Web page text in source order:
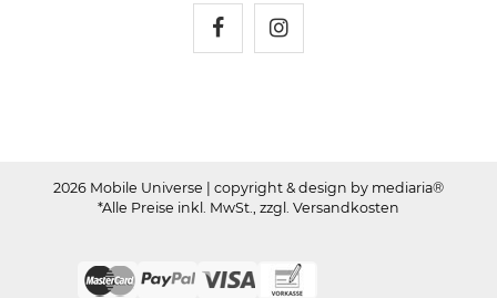
2026 Mobile Universe
| copyright & design by mediaria®
*Alle Preise inkl. MwSt., zzgl. Versandkosten